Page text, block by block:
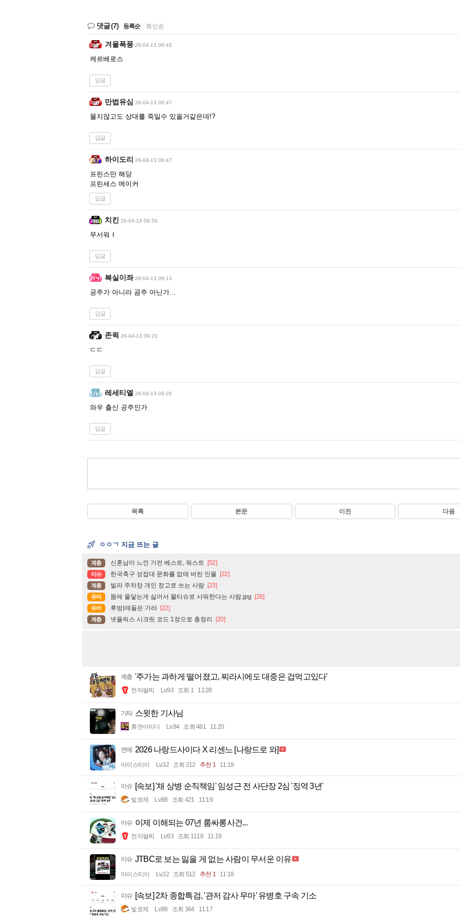
댓글(7) 등록순 최신순
겨울폭풍 26-04-13 08:45
케르베로스
답글
만법유심 26-04-13 08:47
물지않고도 상대를 죽일수 있을거같은데!?
답글
하이도리 26-04-13 08:47
프린스만 해당
프린세스 메이커
답글
치킨 26-04-13 08:50
무서워ㅓ
답글
복실이좌 26-04-13 09:13
공주가 아니라 곰주 아닌가...
답글
존윅 26-04-13 09:20
ㄷㄷ
답글
레세티엘 26-04-13 09:26
와우 출신 공주인가
답글
목록 본문 이전 다음
ㅇㅇㄱ 지금 뜨는 글
계층 신혼남이 느낀 가전 베스트, 워스트 [52]
이슈 한국축구 성접대 문화를 없애 버린 인물 [22]
계층 빌라 주차장 개인 창고로 쓰는 사람 [23]
유머 몸에 물닿는게 싫어서 물티슈로 샤워한다는 사람.jpg [28]
유머 후방)애들은 가라 [22]
계층 넷플릭스 시크릿 코드 1장으로 총정리 [20]
계층 '주가는 과하게 떨어졌고, 찌라시에도 대중은 겁먹고있다'
전자팔찌 Lv.93 조회 1 11:28
기타 스윗한 기사님
휴면아이디 Lv.84 조회 481 11:20
연예 2026 나랑드사이다 X 리센느 [나랑드로 와]
아이스티이 Lv.32 조회 212 추천 1 11:19
이슈 [속보] '채 상병 순직책임' 임성근 전 사단장 2심 '징역 3년'
빛로제 Lv.88 조회 421 11:19
이슈 이제 이해되는 07년 룸싸롱사건...
전자팔찌 Lv.93 조회 1118 11:19
이슈 JTBC로 보는 잃을 게 없는 사람이 무서운 이유
아이스티이 Lv.32 조회 512 추천 1 11:18
이슈 [속보] 2차 종합특검, '관저 감사 무마' 유병호 구속 기소
빛로제 Lv.88 조회 364 11:17